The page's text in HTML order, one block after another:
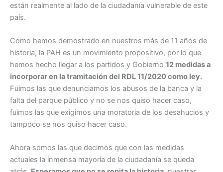
están realmente al lado de la ciudadanía vulnerable de este
país.
Como hemos demostrado en nuestros más de 11 años de
historia, la PAH es un movimiento propositivo, por lo que
hemos hecho llegar a los partidos y Gobierno 12 medidas a
incorporar en la tramitación del RDL 11/2020 como ley.
Fuimos las que denunciamos los abusos de la banca y la
falta del parque público y no se nos quiso hacer caso,
fuimos las que exigimos una moratoria de los desahucios y
tampoco se nos quiso hacer caso.
Ahora somos las que decimos que con las medidas
actuales la inmensa mayoría de la ciudadanía se queda